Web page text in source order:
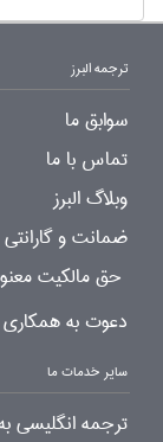
ترجمه البرز
سوابق ما
تماس با ما
وبلاگ البرز
ضمانت و
حق مالکیت
دعوت به همکاری
سایر خدمات ما
ترجمه انگلیسی